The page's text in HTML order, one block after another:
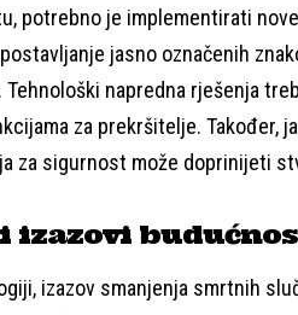
potrebno je implementirati
jasno označenih
napredna rješenja
za prekršitelje. Također,
za sigurnost može doprinijeti
izazovi
izazov smanjenja smrtnih